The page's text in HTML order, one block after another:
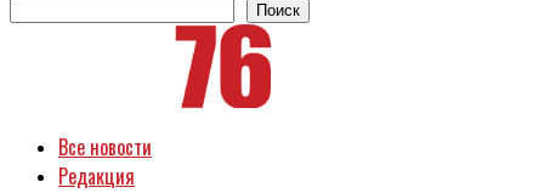
Поиск
Все новости
Редакция